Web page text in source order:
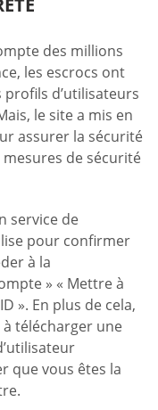
des millions
les escrocs ont
d’utilisateurs
le site a mis en
assurer la sécurité
de sécurité
service de
pour confirmer
à la
» « Mettre à
». En plus de cela,
télécharger une
que vous êtes la